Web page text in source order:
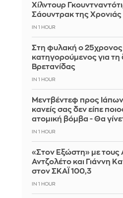
Χίλντουρ
Σάουντρακ της Χρονιάς
IN 1 HOUR
Στη φυλακή ο 25χρονος
κατηγορούμενος για
Βρετανίδας
IN 1 HOUR
Μεντβέντεφ προς
κανείς σας δεν είπε
ατομική βόμβα - Θα
IN 1 HOUR
«Στον Εξώστη» με τους
Αντζολέτο και Γιάννη
στον ΣΚΑΪ 100,3
IN 1 HOUR